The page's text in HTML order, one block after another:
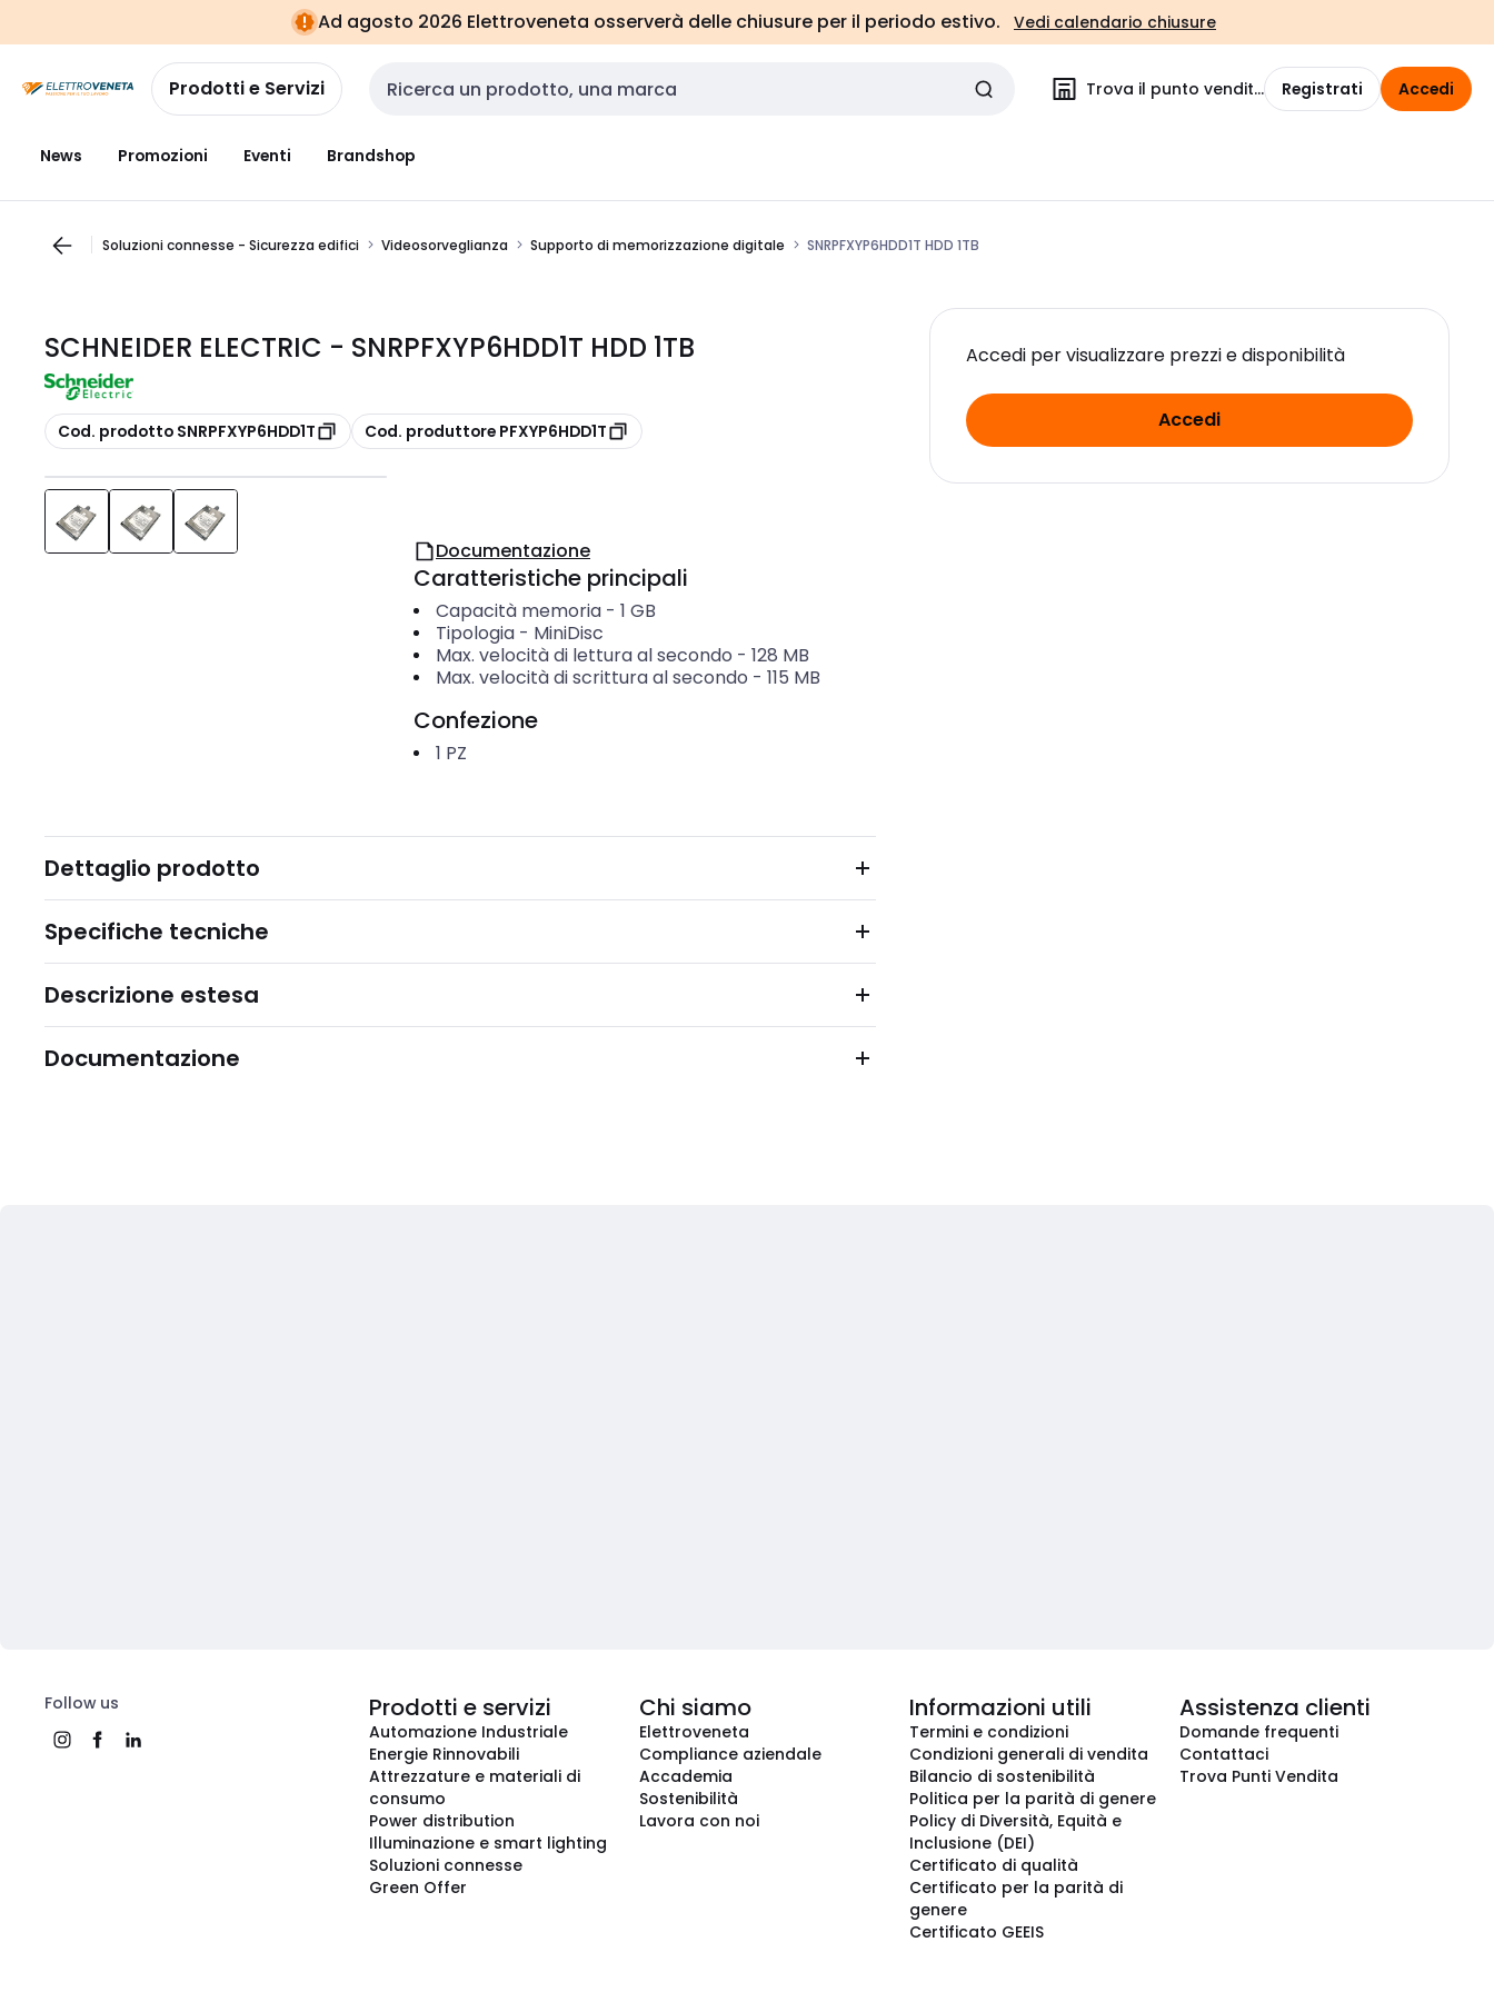
navigazionealla
pagina
Ad agosto 2026 Elettroveneta osserverà delle chiusure per il periodo estivo. Vedi calendario chiusure
Prodotti e Servizi Cerca input Trova il punto vendita Registrati Accedi
News Promozioni Eventi Brandshop
Soluzioni connesse - Sicurezza edifici Videosorveglianza Supporto di memorizzazione digitale SNRPFXYP6HDD1T HDD 1TB
SCHNEIDER ELECTRIC - SNRPFXYP6HDD1T HDD 1TB
copia
Cod. prodotto SNRPFXYP6HDD1T copia
Cod. produttore PFXYP6HDD1T
Accedi per visualizzare prezzi e disponibilità
Accedi
Documentazione
Caratteristiche principali
Capacità memoria- 1 GB
Tipologia- MiniDisc
Max. velocità di lettura al secondo - 128 MB
Max. velocità di scrittura al secondo - 115 MB
Confezione
1 PZ
Dettaglio prodotto
Specifiche tecniche
Descrizione estesa
Documentazione
Follow us Prodotti e servizi
Automazione Industriale
Energie Rinnovabili
Attrezzature e materiali di
consumo
Power distribution
Illuminazione e smart lighting
Soluzioni connesse
Green Offer
Chi siamo
Elettroveneta
Compliance aziendale
Accademia
Sostenibilità
Lavora con noi
Informazioni utili
Termini e condizioni
Condizioni generali di vendita
Bilancio di sostenibilità
Politica per la parità di genere
Policy di Diversità, Equità e
Inclusione (DEI)
Certificato di qualità
Certificato per la parità di
genere
Certificato GEEIS
Assistenza clienti
Domande frequenti
Contattaci
Trova Punti Vendita